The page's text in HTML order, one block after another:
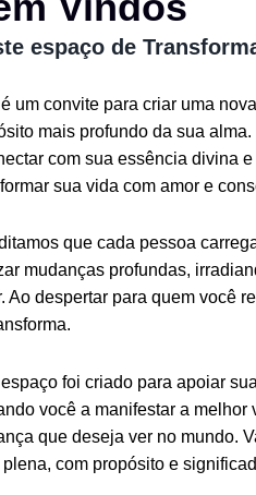
espaço de
um convite para criar uma
mais profundo da sua
com sua essência divina
sua vida com amor e
que cada pessoa
mudanças profundas,
Ao despertar para quem você
foi criado para apoiar
você a manifestar a melhor
que deseja ver no mundo.
plena, com propósito e